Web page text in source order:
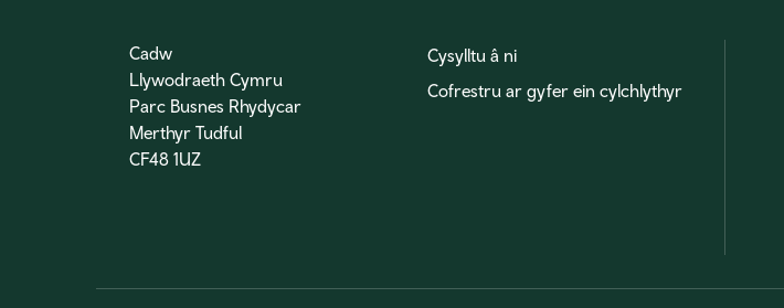
Cadw
Llywodraeth Cymru
Parc Busnes Rhydycar
Merthyr Tudful
CF48 1UZ
Cysylltu â ni
Cofrestru ar gyfer ein cylchlythyr